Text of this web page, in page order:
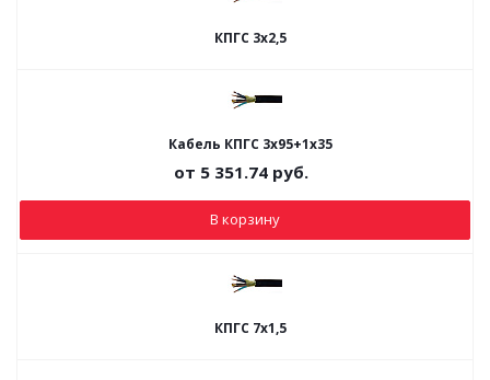
КПГС 3х2,5
Кабель КПГС 3х95+1х35
от 5 351.74 руб.
В корзину
КПГС 7х1,5